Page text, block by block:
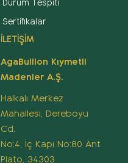
Durum Tespiti
Sertifikalar
İLETİŞİM
AgaBullion Kıymetli
Madenler A.Ş.
Halkalı Merkez
Mahallesi, Dereboyu
Cd.
No:4, İç Kapı No:80 Ant
Plato, 34303